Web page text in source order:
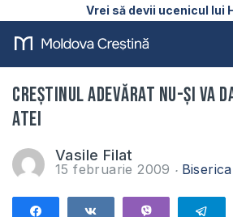
Vrei să devii ucenicul lui
Creştinul adevărat nu-şi va
atei
Vasile Filat
15 februarie 2009 Biserica